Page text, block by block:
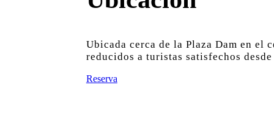
Ubicada cerca de la Plaza Dam en el
reducidos a turistas satisfechos desde
Reserva